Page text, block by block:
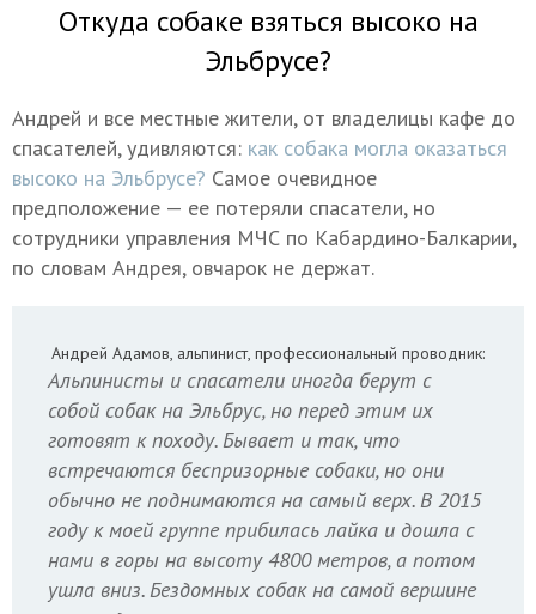
Откуда собаке взяться высоко на
Эльбрусе?
Андрей и все местные жители, от владелицы кафе до
спасателей, удивляются: как собака могла оказаться
высоко на Эльбрусе? Самое очевидное
предположение — ее потеряли спасатели, но
сотрудники управления МЧС по Кабардино-Балкарии,
по словам Андрея, овчарок не держат.
Андрей Адамов, альпинист, профессиональный проводник:
Альпинисты и спасатели иногда берут с
собой собак на Эльбрус, но перед этим их
готовят к походу. Бывает и так, что
встречаются беспризорные собаки, но они
обычно не поднимаются на самый верх. В 2015
году к моей группе прибилась лайка и дошла с
нами в горы на высоту 4800 метров, а потом
ушла вниз. Бездомных собак на самой вершине